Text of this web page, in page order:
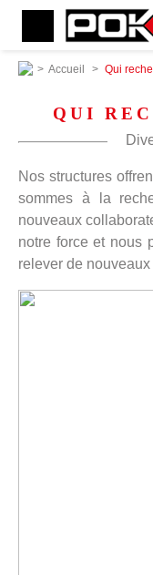
> Accueil > Qui
QUI
Nos structures
sommes à la
nouveaux
notre force et nous
relever de